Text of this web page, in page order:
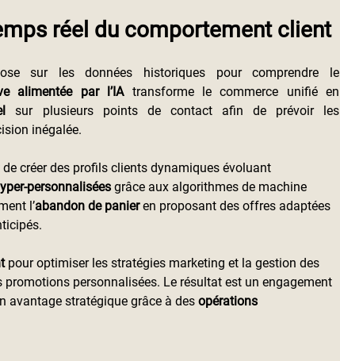
réel du comportement client
sur les données historiques pour comprendre le
alimentée par l’IA transforme le commerce unifié en
sur plusieurs points de contact afin de prévoir les
inégalée.
créer des profils clients dynamiques évoluant
personnalisées grâce aux algorithmes de machine
l’abandon de panier en proposant des offres adaptées
pour optimiser les stratégies marketing et la gestion des
personnalisées. Le résultat est un engagement
avantage stratégique grâce à des opérations